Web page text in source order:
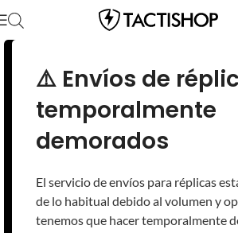
⚠️ Envíos de
temporalmente
demorados
El servicio de envíos para réplicas
de lo habitual debido al volumen y
tenemos que hacer temporalmente